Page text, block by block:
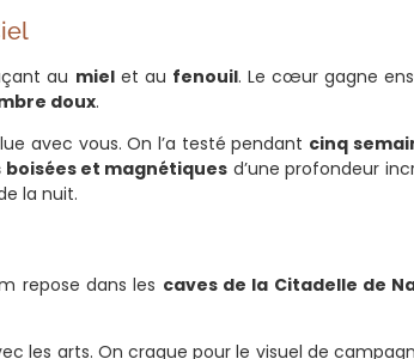
au mielet au fenouil. Le cœur gagne
doux.
avec vous. On l’a testé pendant cinq
boisées et magnétiques d’une profondeur
la nuit.
repose dans les caves de la Citadelle de
les arts. On craque pour le visuel de